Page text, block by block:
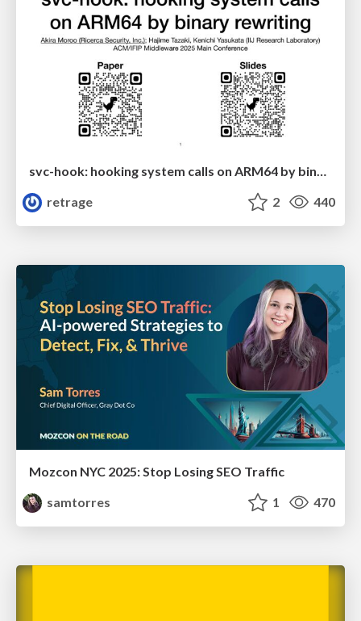
svc-hook: hooking system calls on ARM64 by binary rewriting
retrage
2 440
Mozcon NYC 2025: Stop Losing SEO Traffic
samtorres
1 470